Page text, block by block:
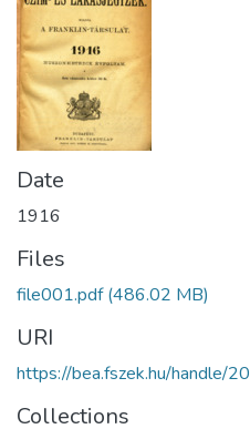
Date
1916
Files
file001.pdf(486.02 MB)
URI
https://bea.fszek.hu/handle/
Collections